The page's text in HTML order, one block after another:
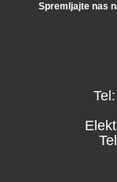
Spremljajte nas